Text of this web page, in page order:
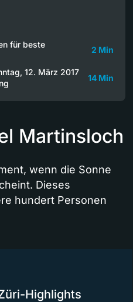
für beste
2 Min
12. März 2017
14 Min
Martinsloch
wenn die Sonne
Dieses
hundert Personen
Highlights